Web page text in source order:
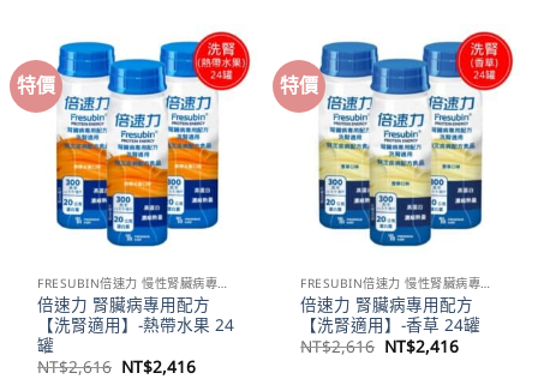
NT$1,440。NT$1,300。 NT$2,880。NT$2,416
特價
FRESUBIN倍速力 慢性腎臟病專用配方
倍速力 腎臟病專用配方
【洗腎適用】-熱帶水果 24
罐
NT$2,616 原
NT$2,416目
特價
FRESUBIN倍速力 慢性腎臟病專用配方
倍速力 腎臟病專用配方
【洗腎適用】-香草 24罐
NT$2,616 原
NT$2,416目